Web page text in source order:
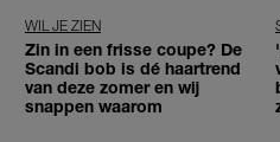
WIL JE ZIEN
Zin in een frisse coupe? De
Scandi bob is dé haartrend
van deze zomer en wij
snappen waarom